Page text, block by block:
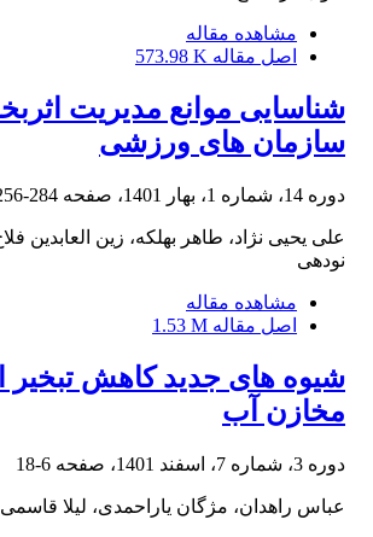
مشاهده مقاله
اصل مقاله 573.98 K
شناسایی موانع مدیریت
سازمان های ورزشی
دوره 14، شماره 1، بهار 1401، صفحه 284-256
علی یحیی نژاد، طاهر بهلکه، زین العابدین
نودهی
مشاهده مقاله
اصل مقاله 1.53 M
شیوه های جدید کاهش
مخازن آب
دوره 3، شماره 7، اسفند 1401، صفحه 6-18
عباس راهدان، مژگان یاراحمدی، لیلا قاسمی